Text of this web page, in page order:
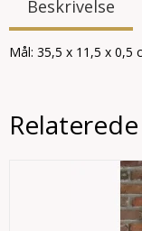
Beskrivelse
Mål: 35,5 x 11,5 x 0,5